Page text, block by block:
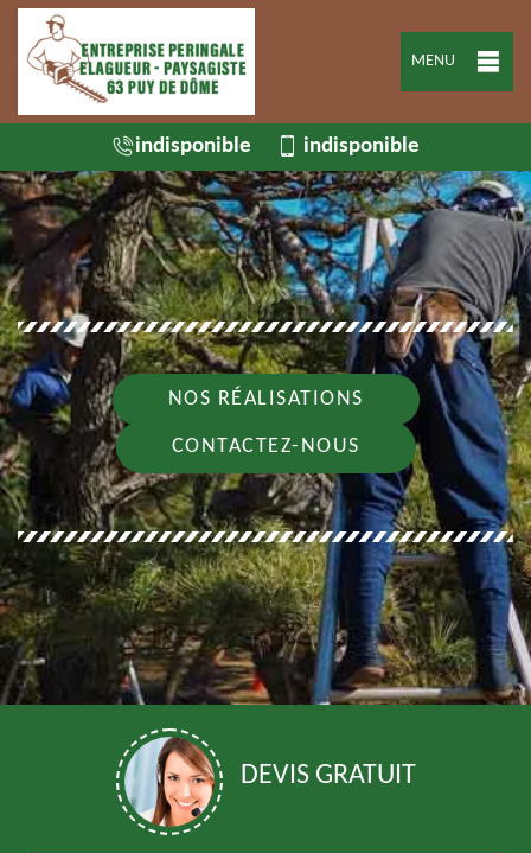
MENU
indisponible indisponible
NOS RÉALISATIONS
CONTACTEZ-NOUS
DEVIS GRATUIT